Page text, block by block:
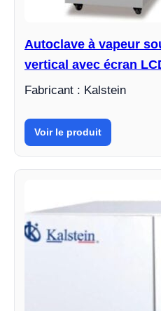
Autoclave à vapeur
vertical avec écran
Fabricant : Kalstein
Voir le produit